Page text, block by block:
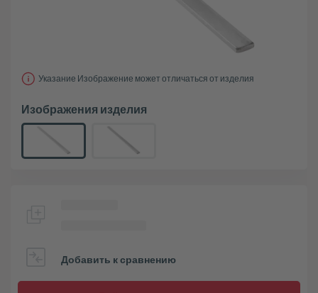
Указание Изображение может отличаться от изделия
Изображения изделия
Добавить к сравнению